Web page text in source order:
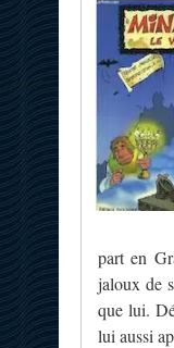
part en
jaloux de
que lui.
lui aussi